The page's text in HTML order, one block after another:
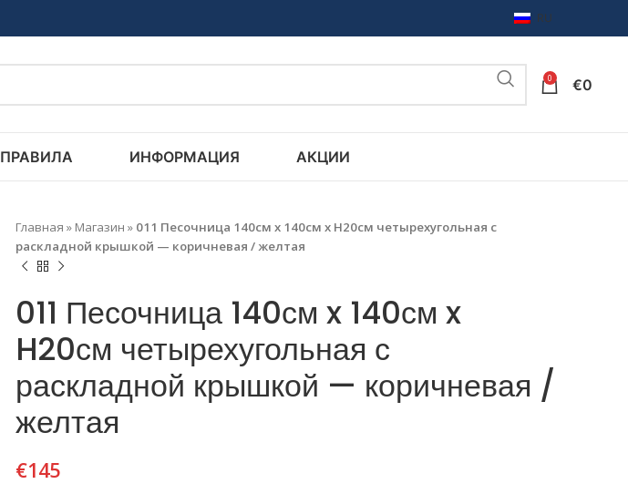
RU
0 €0
ПРАВИЛА ИНФОРМАЦИЯ АКЦИИ
Главная » Магазин » 011 Песочница 140см x 140см x H20см четырехугольная с
раскладной крышкой — коричневая / желтая
011 Песочница 140см x 140см x
H20см четырехугольная с
раскладной крышкой — коричневая /
желтая
€145